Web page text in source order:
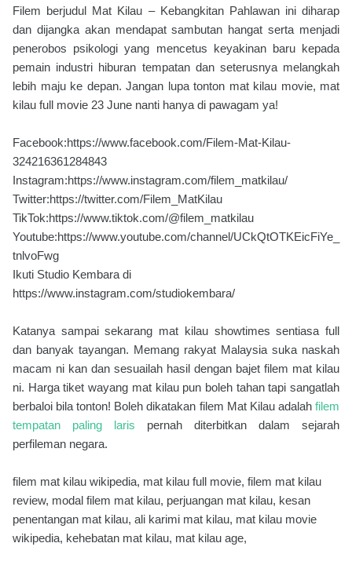
Filem berjudul Mat Kilau – Kebangkitan Pahlawan ini diharap
dan dijangka akan mendapat sambutan hangat serta menjadi
penerobos psikologi yang mencetus keyakinan baru kepada
pemain industri hiburan tempatan dan seterusnya melangkah
lebih maju ke depan. Jangan lupa tonton mat kilau movie, mat
kilau full movie 23 June nanti hanya di pawagam ya!
Facebook:https://www.facebook.com/Filem-Mat-Kilau-
324216361284843
Instagram:https://www.instagram.com/filem_matkilau/
Twitter:https://twitter.com/Filem_MatKilau
TikTok:https://www.tiktok.com/@filem_matkilau
Youtube:https://www.youtube.com/channel/UCkQtOTKEicFiYe_
tnlvoFwg
Ikuti Studio Kembara di
https://www.instagram.com/studiokembara/
Katanya sampai sekarang mat kilau showtimes sentiasa full
dan banyak tayangan. Memang rakyat Malaysia suka naskah
macam ni kan dan sesuailah hasil dengan bajet filem mat kilau
ni. Harga tiket wayang mat kilau pun boleh tahan tapi sangatlah
berbaloi bila tonton! Boleh dikatakan filem Mat Kilau adalah filem
tempatan paling laris pernah diterbitkan dalam sejarah
perfileman negara.
filem mat kilau wikipedia, mat kilau full movie, filem mat kilau
review, modal filem mat kilau, perjuangan mat kilau, kesan
penentangan mat kilau, ali karimi mat kilau, mat kilau movie
wikipedia, kehebatan mat kilau, mat kilau age,